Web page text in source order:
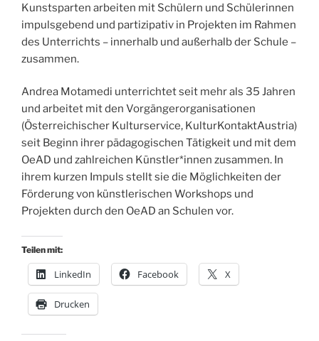
Kunstsparten arbeiten mit Schülern und Schülerinnen
impulsgebend und partizipativ in Projekten im Rahmen
des Unterrichts – innerhalb und außerhalb der Schule –
zusammen.
Andrea Motamedi unterrichtet seit mehr als 35 Jahren
und arbeitet mit den Vorgängerorganisationen
(Österreichischer Kulturservice, KulturKontaktAustria)
seit Beginn ihrer pädagogischen Tätigkeit und mit dem
OeAD und zahlreichen Künstler*innen zusammen. In
ihrem kurzen Impuls stellt sie die Möglichkeiten der
Förderung von künstlerischen Workshops und
Projekten durch den OeAD an Schulen vor.
Teilen mit:
LinkedIn Facebook X
Drucken